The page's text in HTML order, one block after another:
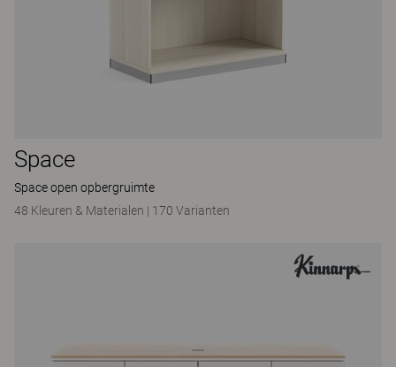
Space
Space open opbergruimte
48 Kleuren & Materialen | 170 Varianten